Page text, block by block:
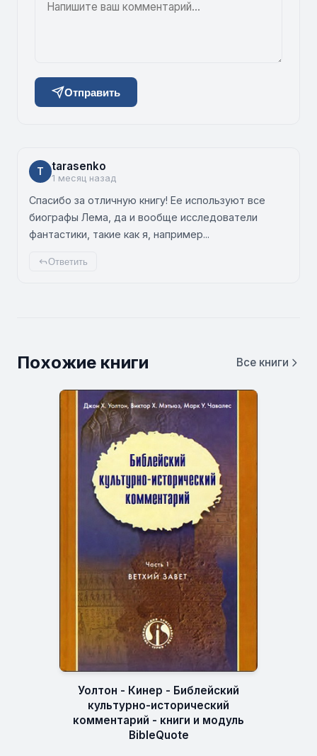
Отправить
T tarasenko
1 месяц назад
Спасибо за отличную книгу! Ее используют все
биографы Лема, да и вообще исследователи
фантастики, такие как я, например...
Ответить
Похожие книги Все книги
Уолтон - Кинер - Библейский
культурно-исторический
комментарий - книги и модуль
BibleQuote